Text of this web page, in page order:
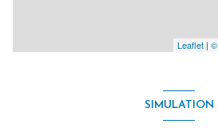
Leaflet | ©
SIMULATION